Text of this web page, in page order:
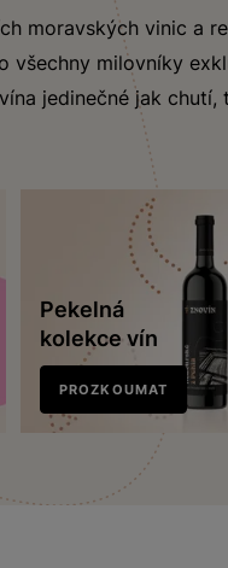
moravských vinic a
všechny milovníky
jedinečné jak
Pekelná
kolekce vín
PROZKOUMAT